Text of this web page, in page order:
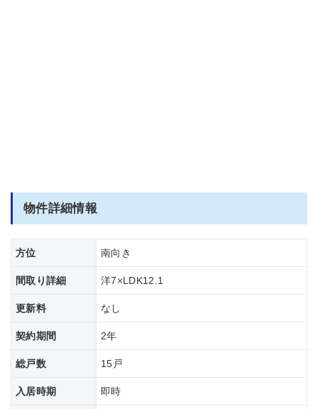
物件詳細情報
方位 南向き
間取り詳細 洋7×LDK12.1
更新料 なし
契約期間 2年
総戸数 15戸
入居時期 即時